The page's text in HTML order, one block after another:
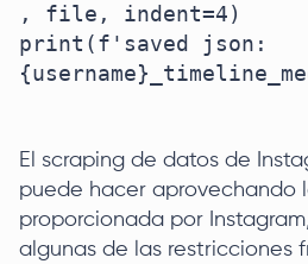
, file, indent=4)
print(f'saved json:
El scraping de datos de
puede hacer aprovechando
proporcionada por
algunas de las restricciones